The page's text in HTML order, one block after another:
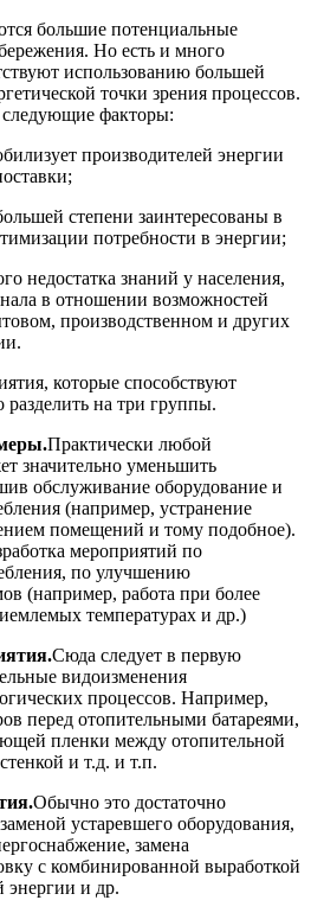
большие потенциальные
Но есть и много
использованию большей
точки зрения процессов.
факторы:
производителей энергии
степени заинтересованы в
потребности в энергии;
недостатка знаний у населения,
в отношении возможностей
производственном и других
которые способствуют
на три группы.
Практически любой
значительно уменьшить
обслуживание оборудование и
(например, устранение
помещений и тому подобное).
мероприятий по
по улучшению
(например, работа при более
температурах и др.)
Сюда следует в первую
видоизменения
процессов. Например,
перед отопительными батареями,
пленки между отопительной
и т.д. и т.п.
Обычно это достаточно
устаревшего оборудования,
замена
с комбинированной выработкой
энергии и др.